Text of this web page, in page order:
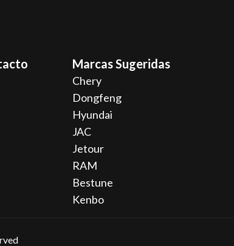
Marcas Sugeridas
Chery
Dongfeng
Hyundai
JAC
Jetour
RAM
Bestune
Kenbo